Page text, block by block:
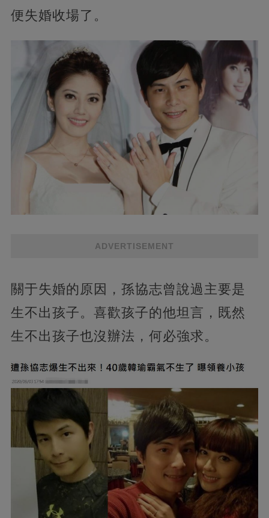
便失婚收場了。
ADVERTISEMENT
關于失婚的原因，孫協志曾說過主要是
生不出孩子。喜歡孩子的他坦言，既然
生不出孩子也沒辦法，何必強求。